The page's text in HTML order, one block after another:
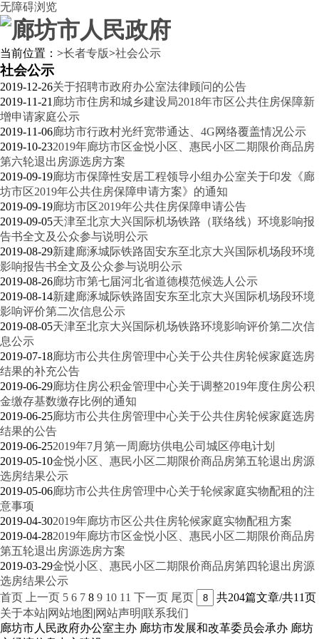
无障碍浏览
当前位置： >长者专版>社会公示
社会公示
2019-12-26关于招聘市政府办公室法律顾问的公告
2019-11-21 廊坊市住房和城乡建设局2018年市区公共住房保障新
增申请家庭公示
2019-11-06廊坊市行政村光纤宽带通达、4G网络覆盖情况公示
2019-10-232019年廊坊市区金悦小区、惠民小区二期限价商品房
第六轮退出房源选房方案
2019-09-19廊坊市保障性安居工程领导小组办公室关于印发《廊
坊市区2019年公共住房保障申请方案》的通知
2019-09-19廊坊市区2019年公共住房保障申请公告
2019-09-05天津至北京大兴国际机场铁路（联络线）环境影响报
告书全文及公众参与说明公示
2019-08-29新建廊涿城际铁路固安东至北京大兴国际机场段环境
影响报告书全文及公众参与说明公示
2019-08-26廊坊市第七届河北省道德模范候选人公示
2019-08-14新建廊涿城际铁路固安东至北京大兴国际机场段环境
影响评价第二次信息公示
2019-08-05天津至北京大兴国际机场铁路环境影响评价第二次信
息公示
2019-07-18廊坊市公共住房管理中心关于公共住房轮候家庭选房
结果的补充公告
2019-06-29廊坊住房公积金管理中心关于调整2019年度住房公积
金缴存基数缴存比例的通知
2019-06-25廊坊市公共住房管理中心关于公共住房轮候家庭选房
结果的公告
2019-06-252019年7月第一周廊坊供电公司城区停电计划
2019-05-10金悦小区、惠民小区二期限价商品房第五轮退出房源
选房结果公示
2019-05-06廊坊市公共住房管理中心关于轮候家庭实物配租的注
意事项
2019-04-302019年廊坊市区公共住房轮候家庭实物配租方案
2019-04-282019年廊坊市区金悦小区、惠民小区二期限价商品房
第五轮退出房源选房方案
2019-03-29金悦小区、惠民小区二期限价商品房第四轮退出房源
选房结果公示
首页
上一页 5 6 7 8 9 10 11 下一页 尾页
共204篇文章/共11页
关于本站|网站地图 |网站声明|联系我们
廊坊市人民政府办公室主办 廊坊市发展和改革委员会承办 廊坊